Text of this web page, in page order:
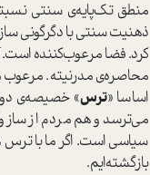
منطق تک‌پایه‌ی سنتی
ذهنیت سنتی با دگرگونی
کرد. فضا مرعوب‌کننده است.
محاصره‌ی مدرنیته. مرعوب
اساسا «ترس» خصیصه‌ی
می‌ترسد و هم مردم از
سیاسی است. اگر ما با ترس
بازگشته‌ایم.